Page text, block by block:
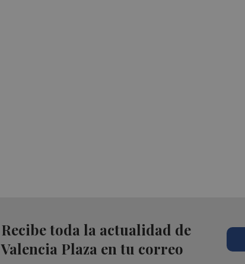
Recibe toda la actualidad de
Valencia Plaza en tu correo